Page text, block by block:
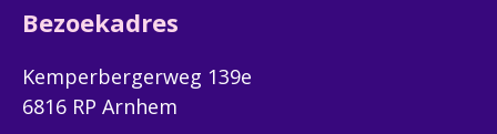
Bezoekadres
Kemperbergerweg 139e
6816 RP Arnhem